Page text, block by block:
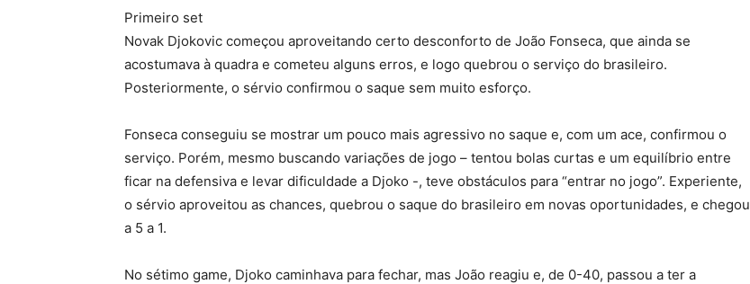
Primeiro set
Novak Djokovic começou aproveitando certo desconforto de João Fonseca, que ainda se
acostumava à quadra e cometeu alguns erros, e logo quebrou o serviço do brasileiro.
Posteriormente, o sérvio confirmou o saque sem muito esforço.
Fonseca conseguiu se mostrar um pouco mais agressivo no saque e, com um ace, confirmou o
serviço. Porém, mesmo buscando variações de jogo – tentou bolas curtas e um equilíbrio entre
ficar na defensiva e levar dificuldade a Djoko -, teve obstáculos para “entrar no jogo”. Experiente,
o sérvio aproveitou as chances, quebrou o saque do brasileiro em novas oportunidades, e chegou
a 5 a 1.
No sétimo game, Djoko caminhava para fechar, mas João reagiu e, de 0-40, passou a ter a